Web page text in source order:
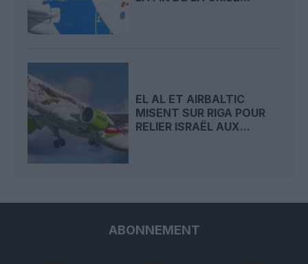
EL AL ET AIRBALTIC
MISENT SUR RIGA POUR
RELIER ISRAËL AUX...
ABONNEMENT